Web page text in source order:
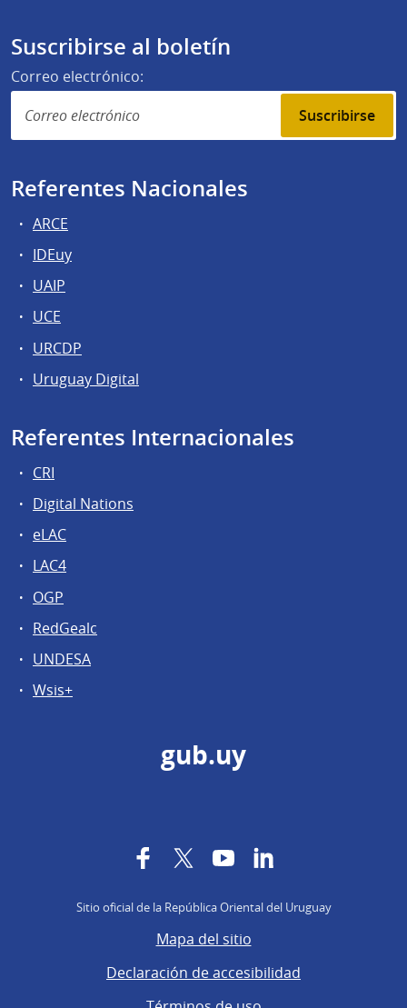
Suscribirse al boletín
Correo electrónico:
Suscribirse
Referentes Nacionales
ARCE
IDEuy
UAIP
UCE
URCDP
Uruguay Digital
Referentes Internacionales
CRI
Digital Nations
eLAC
LAC4
OGP
RedGealc
UNDESA
Wsis+
gub.uy
FacebookTwitterYouTube
Sitio oficial de la República Oriental del Uruguay
Mapa del sitio
Declaración de accesibilidad